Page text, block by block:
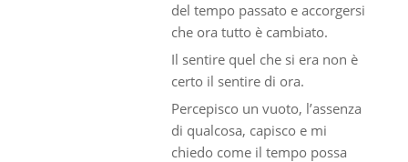
del tempo passato e accorgersi
che ora tutto è cambiato.
Il sentire quel che si era non è
certo il sentire di ora.
Percepisco un vuoto, l’assenza
di qualcosa, capisco e mi
chiedo come il tempo possa